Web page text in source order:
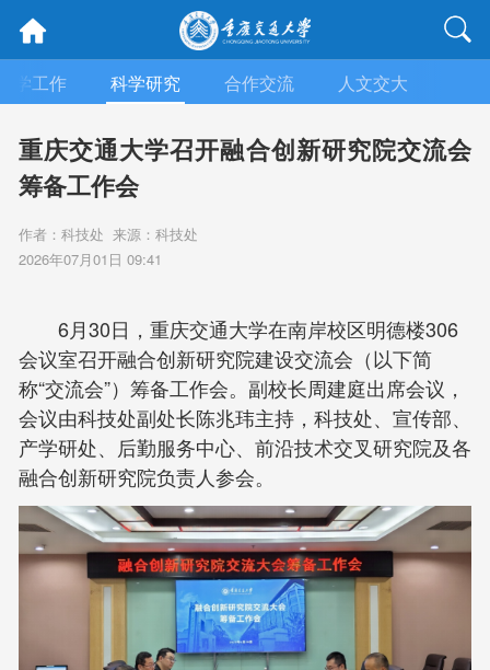
学工作 科学研究 合作交流 人文交大
重庆交通大学召开融合创新研究院交流会
筹备工作会
作者：科技处 来源：科技处
2026年07月01日 09:41
6月30日，重庆交通大学在南岸校区明德楼306
会议室召开融合创新研究院建设交流会（以下简
称“交流会”）筹备工作会。副校长周建庭出席会议，
会议由科技处副处长陈兆玮主持，科技处、宣传部、
产学研处、后勤服务中心、前沿技术交叉研究院及各
融合创新研究院负责人参会。